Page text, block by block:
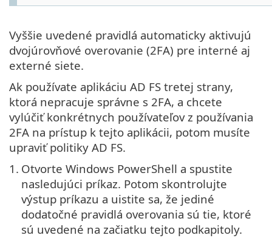
Vyššie uvedené pravidlá automaticky aktivujú
dvojúrovňové overovanie (2FA) pre interné aj
externé siete.
Ak používate aplikáciu AD FS tretej strany,
ktorá nepracuje správne s 2FA, a chcete
vylúčiť konkrétnych používateľov z používania
2FA na prístup k tejto aplikácii, potom musíte
upraviť politiky AD FS.
1. Otvorte Windows PowerShell a spustite
nasledujúci príkaz. Potom skontrolujte
výstup príkazu a uistite sa, že jediné
dodatočné pravidlá overovania sú tie, ktoré
sú uvedené na začiatku tejto podkapitoly.